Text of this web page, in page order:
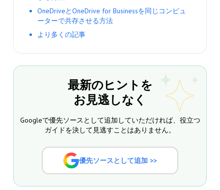
OneDriveとOneDrive for Businessを同じコンピュ
ーターで共存させる方法
より多くの記事
最新のヒントを
お見逃しなく
Googleで優先ソースとして追加していただければ、役立つ
ガイドを決して見逃すことはありません。
優先ソースとして追加 >>